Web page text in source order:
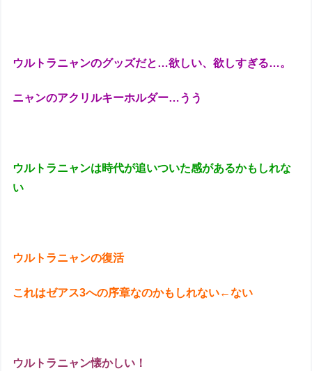
ウルトラニャンのグッズだと…欲しい、欲しすぎる…。
ニャンのアクリルキーホルダー…うう
ウルトラニャンは時代が追いついた感があるかもしれな
い
ウルトラニャンの復活
これはゼアス3への序章なのかもしれない←ない
ウルトラニャン懐かしい！